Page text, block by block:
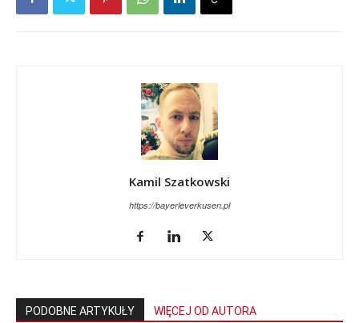
Kamil Szatkowski
https://bayerleverkusen.pl
PODOBNE ARTYKUŁY WIĘCEJ OD AUTORA